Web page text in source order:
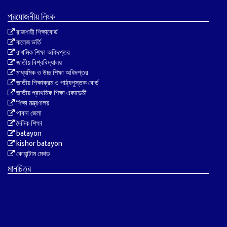
প্রয়োজনীয় লিংক
রাজশাহী শিক্ষাবোর্ড
কলেজ ভর্তি
রাথমিক শিক্ষা অধিদপ্তর
জাতীয় বিশ্ববিদ্যালয়
মাধ্যমিক ও উচ্চ শিক্ষা অধিদপ্তর
জাতীয় শিক্ষাক্রম ও পাঠ্যপুস্তক বোর্ড
জাতীয় প্রাথমিক শিক্ষা একাডেমী
শিক্ষা মন্ত্রণালয়
পাবনা জেলা
দৈনিক শিক্ষা
batayon
kishor batayon
কোয়ান্টাম মেথড
মানচিত্র